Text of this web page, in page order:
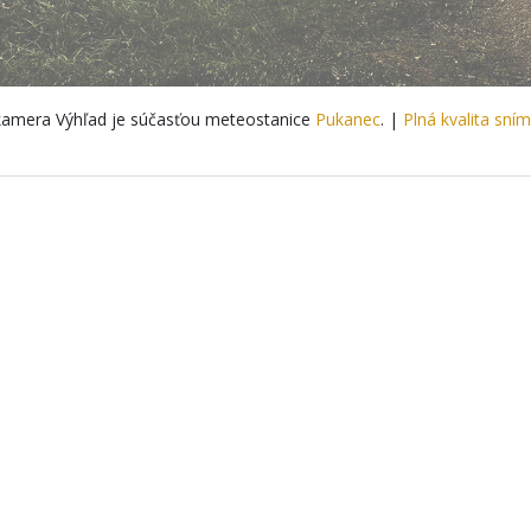
Výhľad je súčasťou meteostanice Pukanec. | Plná kvalita